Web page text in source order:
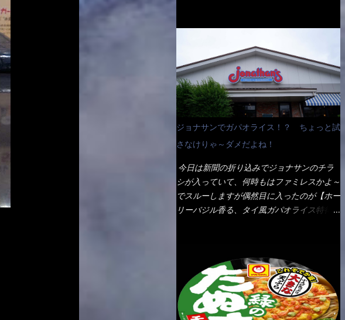
が薄いから、2枚乗せにしたらしいけ
ない姿・・・何だかチョッと高級感的
な・・・だって透明なトレイに並んだ棒状麺
なんて見慣れないからねぇ～（コストがかか
る） 袋の裏側を見ると、韮とか卵の用意を
勧めている。 それなばらと冷蔵庫にあっ
た、黒豆モヤシ・韮・生卵を用意しました。
まず鍋1で湯を沸かし、麺を茹でる！ 小鍋
で別に湯を沸かし卵を溶きながら投入～ 次
にモヤシを入れて、粉末スープを投入！！
上がったら、丼へ入れてから小鍋のスープを
丼の中へ 最後に小鍋の具を上にかけ、韮の
葉の部分をドサッと乗せて調味油を入れて完
成です。 どうでしょう？ 見た目 Goodデ
イ・ノンスチーム製法で仕上げた、生めんに
近い風味のストレートめんです。 豚の旨味
に数種類の唐辛子、ニンニクを加えた辛さと
コクが凝縮された醤油ベースのスープです。
調味油に赤ラー油とごま油を使用することに
らしいですよ！ 何処からの情報？ ウィキ
ペディアから・・・そうだろうな～笑 電子
レンジで弱めのワット（小生は500Wで3分
程度）温めてテーブルへ これ店舗の調理場
で、製造しているけど考えるに大き目のオー
ブン皿で焼いて、大凡の目安で小分けにして
いるようで、パックをよーく見たら表面のチ
ーズの乗り具合に結構な差が出ていた・・・
チーズに焦げ目が付いているのを、しっかり
確認し買うことをオススメします。（取り分
け量にも若干有り差がでてるだろう） 早速
タバスコを振りかけて食べてみると・・・結
使ってみたら、これが凄くうまくすくえるん
だよねぇ～（このスプーン当たりだね） 今
回新作のグラタンを頂きましたが、まずまず
の美味しさとダイソーのカレースプーンの。
すくい上げ力の良さを再度認識できました。
ジョナサンでガパオライス！？ ちょっと試
さなけりゃ～ダメだよね！
今日は新聞の折り込みでジョナサンのチラ
シが入っていて、何時もはファミレスかよ～
でスルーしますが偶然目に入ったのが【ホー
リーバジル香る、タイ風ガパオライス特得ク
て・・・今日じゃん！！ そこで近くのお店
へ・・・・ モーニング以外の通常メニュー
は、10:30以降に提供されるので10:40頃に店
内へ 私は基本的、どの店に行っても同じメ